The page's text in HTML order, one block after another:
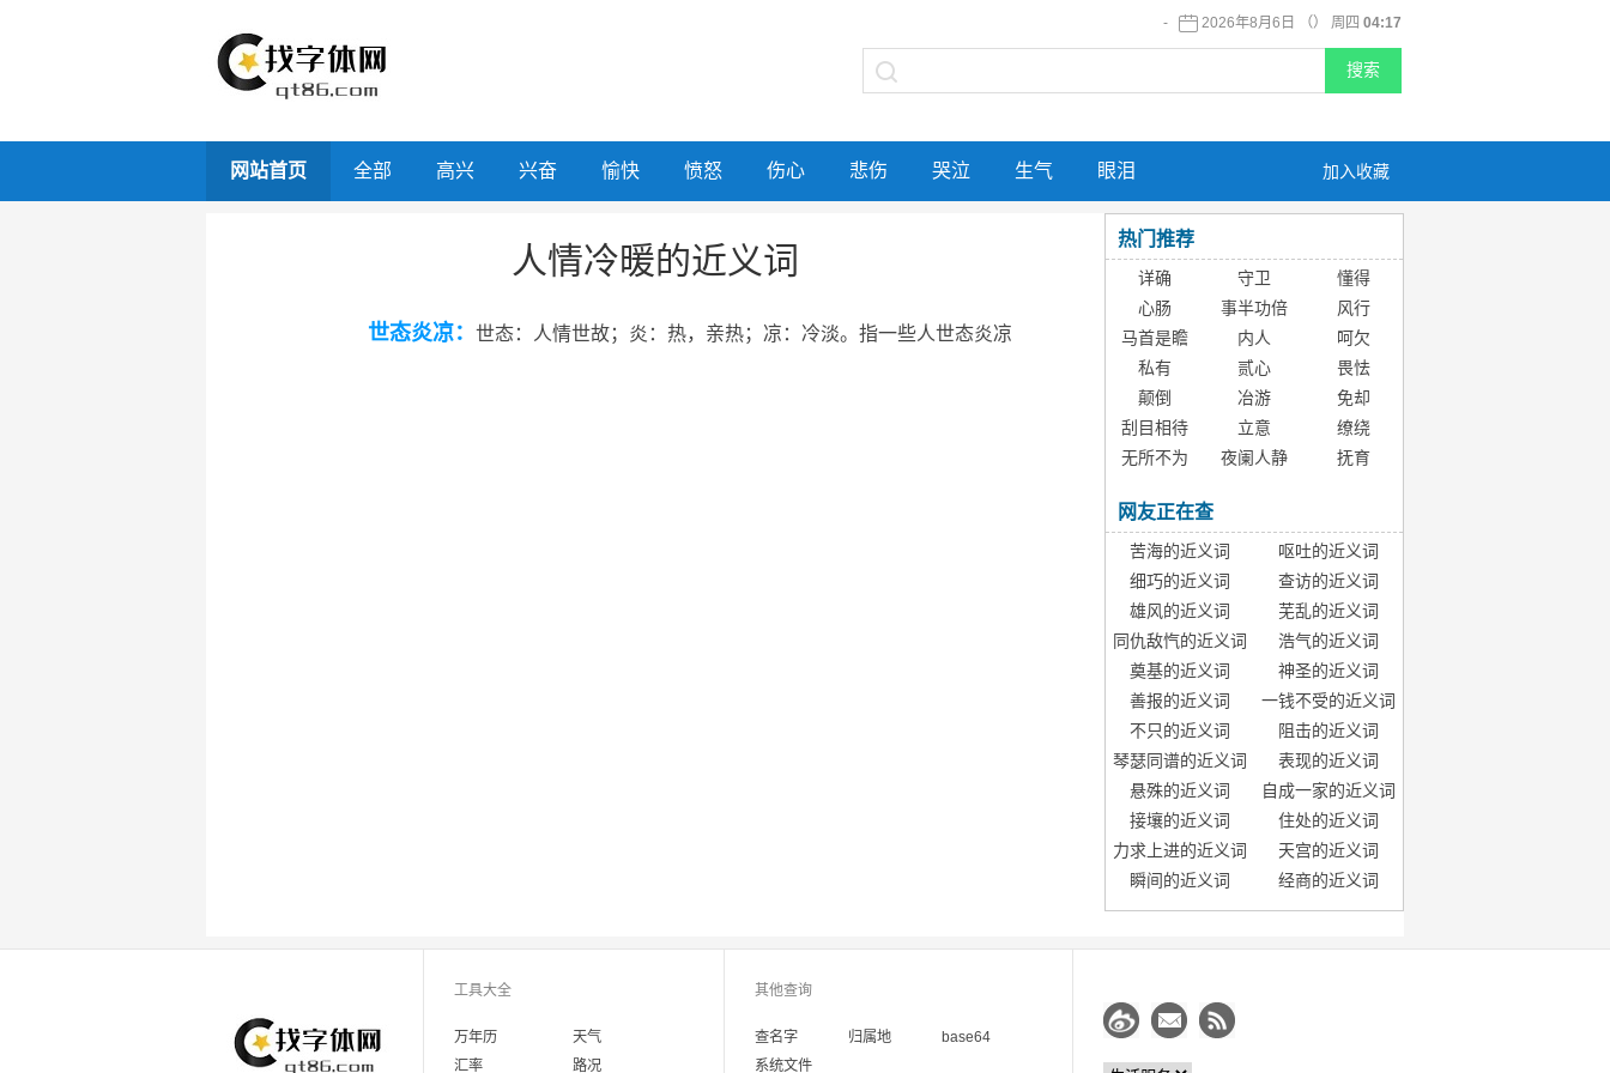
- 2026年8月6日 （） 周四 04:17
加入收藏
网站首页 全部 高兴 兴奋 愉快 愤怒 伤心 悲伤 哭泣 生气 眼泪
人情冷暖的近义词
世态炎凉： 世态：人情世故；炎：热，亲热；凉：冷淡。指一些人世态炎凉
热门推荐
详确 守卫
懂得
心肠
事半功倍
风行
马首是瞻
内人
呵欠
私有
贰心
畏怯
颠倒
冶游
免却
刮目相待
立意
缭绕
无所不为
夜阑人静 抚育
网友正在查
苦海的近义词
呕吐的近义词
细巧的近义词
查访的近义词
雄风的近义词
芜乱的近义词
同仇敌忾的近义词
浩气的近义词
奠基的近义词
神圣的近义词
善报的近义词
一钱不受的近义词
不只的近义词
阻击的近义词
琴瑟同谱的近义词
表现的近义词
悬殊的近义词
自成一家的近义词
接壤的近义词
住处的近义词
力求上进的近义词
天宫的近义词
瞬间的近义词
经商的近义词
工具大全
万年历
天气
汇率
路况
其他查询
查名字 归属地
base64
系统文件